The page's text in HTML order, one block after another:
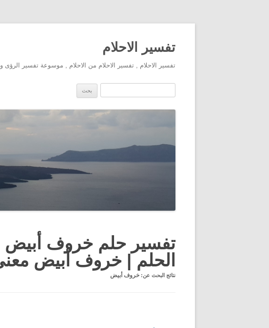
تفسير الاحلام
تفسير الاحلام , تفسير الاحلام من الاحلام , موسوعة تفسير الرؤى
تفسير حلم خروف
الحلم | خروف أبيض
نتائج البحث عن: خروف أبيض